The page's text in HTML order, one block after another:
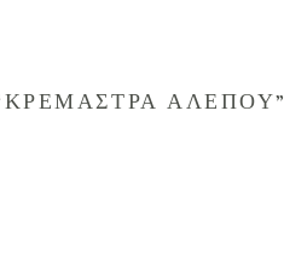
ΑΛΕΠΟΥ”